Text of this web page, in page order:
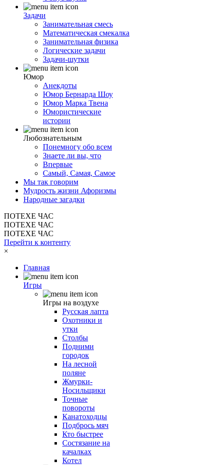
Задачи
Занимательная смесь
Математическая смекалка
Занимательная физика
Логические задачи
Задачи-шутки
Юмор
Анекдоты
Юмор Бернарда Шоу
Юмор Марка Твена
Юмористические
истории
Любознательным
Понемногу обо всем
Знаете ли вы, что
Впервые
Самый, Самая, Самое
Мы так говорим
Мудрость жизни Афоризмы
Народные загадки
ПОТЕХЕ ЧАС
ПОТЕХЕ ЧАС
ПОТЕХЕ ЧАС
Перейти к контенту
×
Главная
Игры
Игры на воздухе
Русская лапта
Охотники и
утки
Столбы
Подними
городок
На лесной
поляне
Жмурки-
Носильщики
Точные
повороты
Канатоходцы
Подбрось мяч
Кто быстрее
Состязание на
качалках
Котел